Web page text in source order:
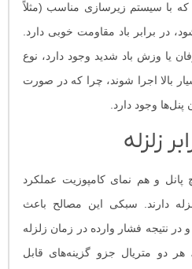
که با سیستم زیرسازی مناسب (مثلاً
در برابر باد مقاومت خوبی دارد.
یا وزش باد شدید وجود دارد، نوع
بالا اجرا شوند، چرا که در صورت
وجود دارد.
و هم نمای کامپوزیت عملکرد
دارند. سبکی این مصالح باعث
نتیجه فشار وارده در زمان زلزله
دو متریال جزو گزینه‌های قابل